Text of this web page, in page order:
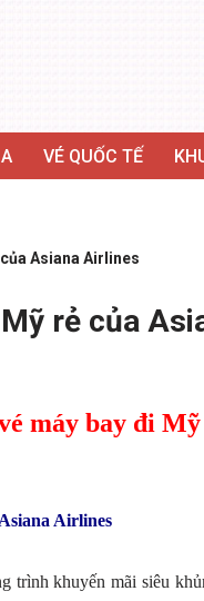
VÉ QUỐC TẾ
Asiana Airlines
rẻ của
máy bay đi
Airlines
trình khuyến mãi siêu